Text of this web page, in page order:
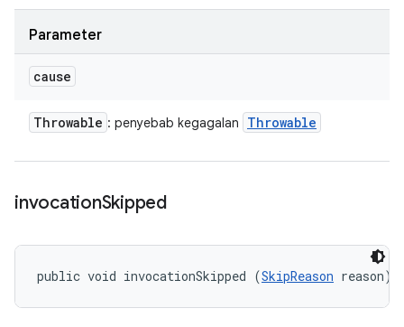
Parameter
cause
Throwable : penyebab kegagalan Throwable
invocationSkipped
public void invocationSkipped (SkipReason reason)